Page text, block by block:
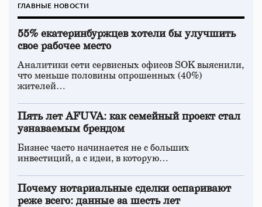
ГЛАВНЫЕ НОВОСТИ
55% екатеринбуржцев хотели бы улучшить
свое рабочее место
Аналитики сети сервисных офисов SOK выяснили,
что меньше половины опрошенных (40%)
жителей…
Пять лет AFUVA: как семейный проект стал
узнаваемым брендом
Бизнес часто начинается не с больших
инвестиций, а с идеи, в которую…
Почему нотариальные сделки оспаривают
реже всего: данные за шесть лет